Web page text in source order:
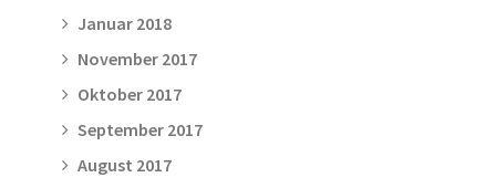
Januar 2018
November 2017
Oktober 2017
September 2017
August 2017